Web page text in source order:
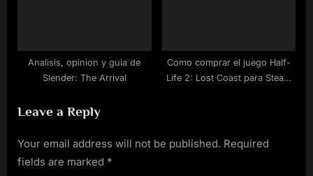
Analisis, opinion y guia de
Slender: The Arrival
Como comprar el juego Half-
Life 2: Lost Coast para Steam
Leave a Reply
Your email address will not be published. Required
fields are marked *